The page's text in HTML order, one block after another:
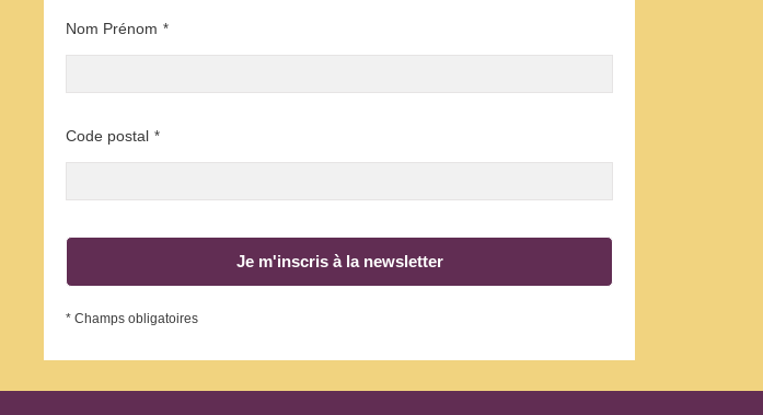
Nom Prénom *
Code postal *
Je m'inscris à la newsletter
* Champs obligatoires